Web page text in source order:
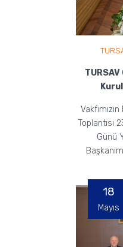
Toplantısı
Günü
18
Mayıs